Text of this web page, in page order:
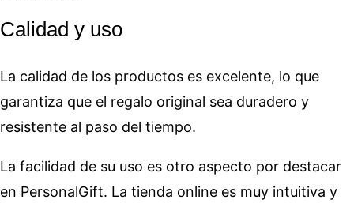
Calidad y uso
La calidad de los productos es excelente, lo que
garantiza que el regalo original sea duradero y
resistente al paso del tiempo.
La facilidad de su uso es otro aspecto por destacar
en PersonalGift. La tienda online es muy intuitiva y